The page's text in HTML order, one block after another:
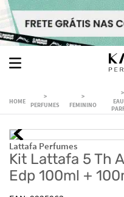
PERFUMES FEMININO
Lattafa Perfumes
Kit Lattafa 5 Th
Edp 100ml +